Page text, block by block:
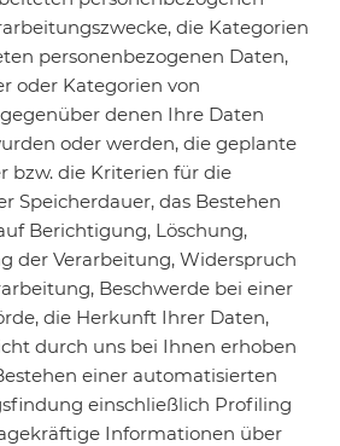
die Kategorien
personenbezogenen Daten,
oder Kategorien von
denen Ihre Daten
oder werden, die geplante
bzw. die Kriterien für die
Speicherdauer, das Bestehen
Berichtigung, Löschung,
der Verarbeitung, Widerspruch
Beschwerde bei einer
die Herkunft Ihrer Daten,
durch uns bei Ihnen erhoben
einer automatisierten
einschließlich Profiling
Informationen über